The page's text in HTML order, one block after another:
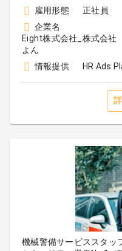
雇用形態
正社員
企業名
Eight株式会社_株式会
よん
情報提供
HR Ads
機械警備サービススタッ